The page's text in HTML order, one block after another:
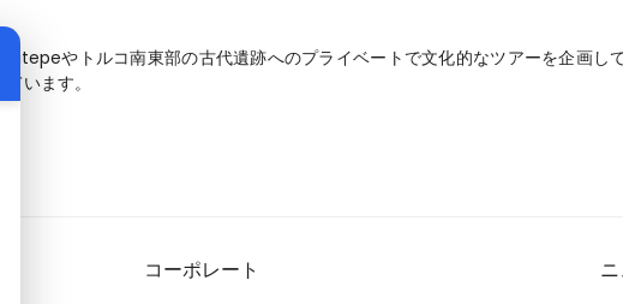
やトルコ南東部の古代遺跡へのプライベートで文化的なツアーを企画し
います。
コーポレート